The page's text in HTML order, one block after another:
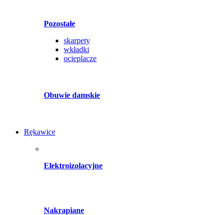
Pozostałe
skarpety
wkładki
ocieplacze
Obuwie damskie
Rękawice
Elektroizolacyjne
Nakrapiane